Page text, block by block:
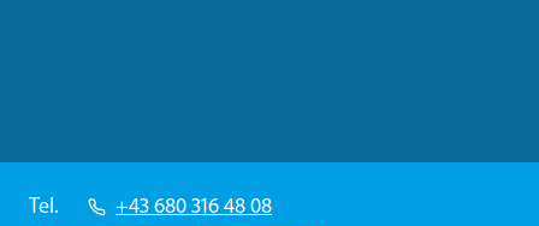
Tel.
+43 680 316 48 08